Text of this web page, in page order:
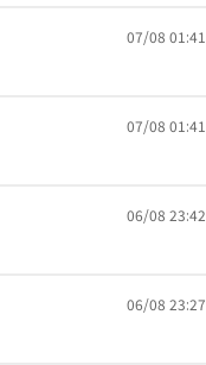
07/08 01:41
07/08 01:41
06/08 23:42
06/08 23:27